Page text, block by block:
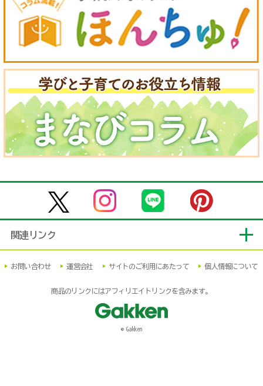
関連リンク
お問い合わせ 運営会社 サイトのご利用にあたって 個人情報について
商品のリンクにはアフィリエイトリンクを含みます。
© Gakken